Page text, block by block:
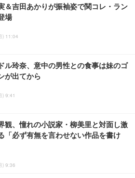
ゃれ パソコンチェア (ブラック)
フィスチェア デスクチェア 疲れない テレ
ア 強化バックレスト 30度ロッキング機
椅子 腰サポート 90度跳ね上げ式アーム
ゃれ パソコンチェア (ホワイト)
オフィスチェア デスクチェア 肘なし メ
気性 ランバーサポート付き 腰サポート ガ
昇降 360度回転 キャスター付き コンパク
み品】Dell E2724HS 27インチ 液晶モニタ
（1920×1080）VA 非光沢 HDMI/DisplayP
ピーカー内蔵 高さ調整 スイベル VESA対
24.5inch/280Hz/FHD】GRAPHT THE S
Gaming Monitor 24” Essential ゲーミン
QD 24.5インチ 1ms FHD 量子ドット 残
スマートベーシック) 【Amazon.co.jp
Basic アイリスオーヤマ ペットシーツ
用 ワイド 100枚入 (x 1) (ケース販売)
オーヤマ ペットシーツ 超厚型 お徳用 レギ
枚入【Amazon.co.jp限定】
＆吉田あかりが振袖姿で関コレ・ラン
場
) 11:04
ル玲奈、意中の男性との食事は妹のゴ
が出てから
) 9:41
観、憧れの小説家・柳美里と対面し激
「必ず有無を言わせない作品を書け
) 9:36